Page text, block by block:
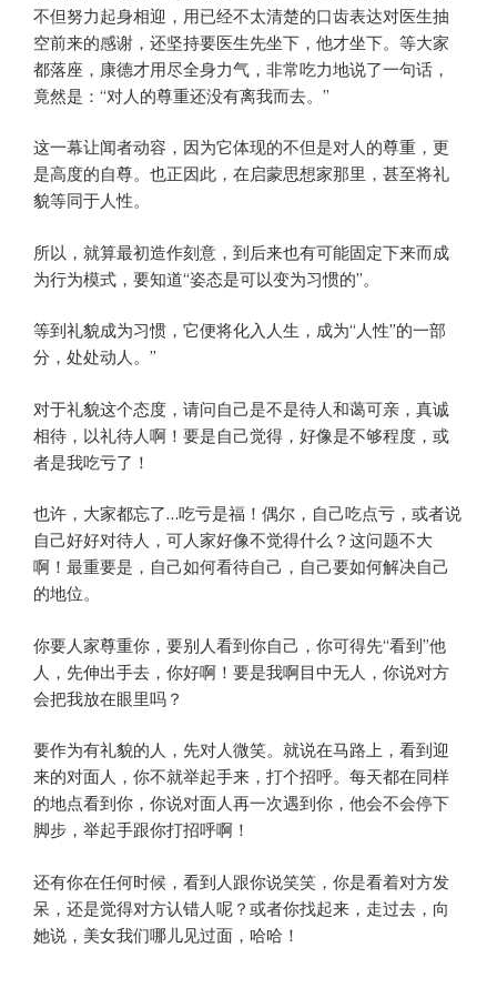
不但努力起身相迎，用已经不太清楚的口齿表达对医生抽
空前来的感谢，还坚持要医生先坐下，他才坐下。等大家
都落座，康德才用尽全身力气，非常吃力地说了一句话，
竟然是：“对人的尊重还没有离我而去。”
这一幕让闻者动容，因为它体现的不但是对人的尊重，更
是高度的自尊。也正因此，在启蒙思想家那里，甚至将礼
貌等同于人性。
所以，就算最初造作刻意，到后来也有可能固定下来而成
为行为模式，要知道“姿态是可以变为习惯的”。
等到礼貌成为习惯，它便将化入人生，成为“人性”的一部
分，处处动人。”
对于礼貌这个态度，请问自己是不是待人和蔼可亲，真诚
相待，以礼待人啊！要是自己觉得，好像是不够程度，或
者是我吃亏了！
也许，大家都忘了…吃亏是福！偶尔，自己吃点亏，或者说
自己好好对待人，可人家好像不觉得什么？这问题不大
啊！最重要是，自己如何看待自己，自己要如何解决自己
的地位。
你要人家尊重你，要别人看到你自己，你可得先“看到”他
人，先伸出手去，你好啊！要是我啊目中无人，你说对方
会把我放在眼里吗？
要作为有礼貌的人，先对人微笑。就说在马路上，看到迎
来的对面人，你不就举起手来，打个招呼。每天都在同样
的地点看到你，你说对面人再一次遇到你，他会不会停下
脚步，举起手跟你打招呼啊！
还有你在任何时候，看到人跟你说笑笑，你是看着对方发
呆，还是觉得对方认错人呢？或者你找起来，走过去，向
她说，美女我们哪儿见过面，哈哈！